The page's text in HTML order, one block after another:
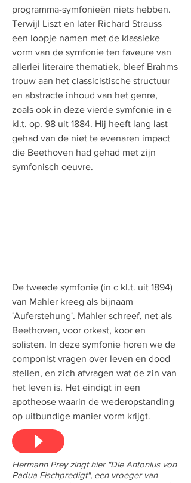
programma-symfonieën niets hebben.
Terwijl Liszt en later Richard Strauss
een loopje namen met de klassieke
vorm van de symfonie ten faveure van
allerlei literaire thematiek, bleef Brahms
trouw aan het classicistische structuur
en abstracte inhoud van het genre,
zoals ook in deze vierde symfonie in e
kl.t. op. 98 uit 1884. Hij heeft lang last
gehad van de niet te evenaren impact
die Beethoven had gehad met zijn
symfonisch oeuvre.
De tweede symfonie (in c kl.t. uit 1894)
van Mahler kreeg als bijnaam
'Auferstehung'. Mahler schreef, net als
Beethoven, voor orkest, koor en
solisten. In deze symfonie horen we de
componist vragen over leven en dood
stellen, en zich afvragen wat de zin van
het leven is. Het eindigt in een
apotheose waarin de wederopstanding
op uitbundige manier vorm krijgt.
Hermann Prey zingt hier "Die Antonius von
Padua Fischpredigt", een vroeger van